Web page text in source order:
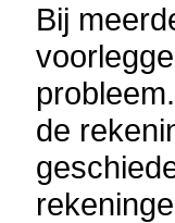
Bij
de